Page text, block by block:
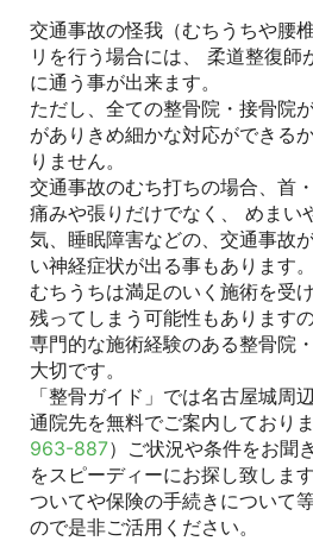
交通事故の怪我（むちうちや腰
リを行う場合には、 柔道整復師
に通う事が出来ます。
ただし、全ての整骨院・接骨院
がありきめ細かな対応ができる
りません。
交通事故のむち打ちの場合、首
痛みや張りだけでなく、 めまい
気、睡眠障害などの、交通事故
い神経症状が出る事もあります。
むちうちは満足のいく施術を受
残ってしまう可能性もあります
専門的な施術経験のある整骨院
大切です。
「整骨ガイド」では名古屋城周
通院先を無料でご案内しており
963-887）ご状況や条件をお聞
をスピーディーにお探し致しま
ついてや保険の手続きについて
ので是非ご活用ください。